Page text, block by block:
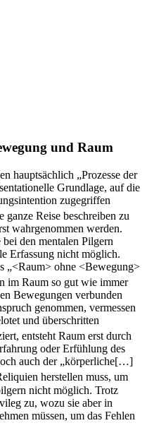
und Raum
hauptsächlich „Prozesse der
Grundlage, auf die
zugegriffen
Reise beschreiben zu
wahrgenommen werden.
den mentalen Pilgern
Erfassung nicht möglich.
„<Raum> ohne <Bewegung>
im Raum so gut wie immer
Bewegungen verbunden
genommen, vermessen
und überschritten
entsteht Raum erst durch
oder Erfühlung des
auch der „körperliche[…]
herstellen muss, um
nicht möglich. Trotz
zu, wozu sie aber in
müssen, um das Fehlen